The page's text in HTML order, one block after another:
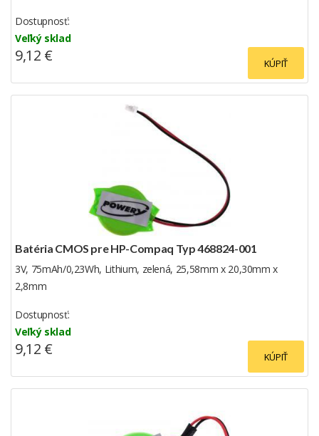
Dostupnosť:
Veľký sklad
KÚPIŤ
9,12 €
Batéria CMOS pre HP-Compaq Typ 468824-001
3V, 75mAh/0,23Wh, Lithium, zelená, 25,58mm x 20,30mm x
2,8mm
Dostupnosť:
Veľký sklad
KÚPIŤ
9,12 €